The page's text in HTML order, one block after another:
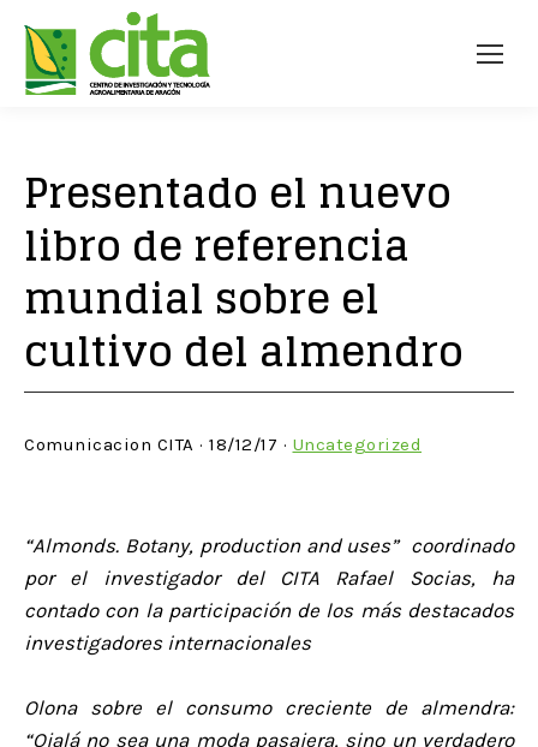
Presentado el nuevo
libro de referencia
mundial sobre el
cultivo del almendro
Comunicacion CITA · 18/12/17 · Uncategorized
“Almonds. Botany, production and uses” coordinado
por el investigador del CITA Rafael Socias, ha
contado con la participación de los más destacados
investigadores internacionales
Olona sobre el consumo creciente de almendra:
“Ojalá no sea una moda pasajera, sino un verdadero